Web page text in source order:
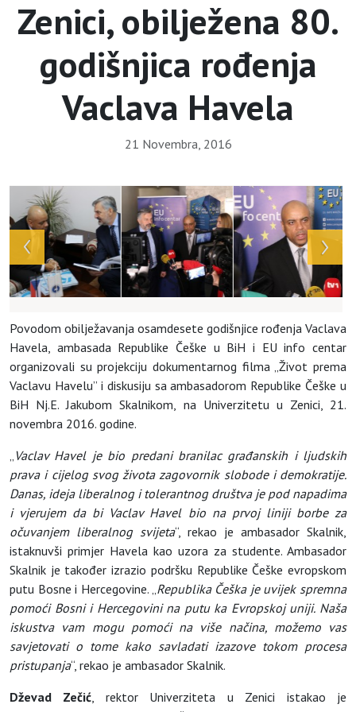
Zenici, obilježena 80.
godišnjica rođenja
Vaclava Havela
21 Novembra, 2016
Povodom obilježavanja osamdesete godišnjice rođenja Vaclava
Havela, ambasada Republike Češke u BiH i EU info centar
organizovali su projekciju dokumentarnog filma „Život prema
Vaclavu Havelu” i diskusiju sa ambasadorom Republike Češke u
BiH Nj.E. Jakubom Skalnikom, na Univerzitetu u Zenici, 21.
novembra 2016. godine.
„Vaclav Havel je bio predani branilac građanskih i ljudskih
prava i cijelog svog života zagovornik slobode i demokratije.
Danas, ideja liberalnog i tolerantnog društva je pod napadima
i vjerujem da bi Vaclav Havel bio na prvoj liniji borbe za
očuvanjem liberalnog svijeta“, rekao je ambasador Skalnik,
istaknuvši primjer Havela kao uzora za studente. Ambasador
Skalnik je također izrazio podršku Republike Češke evropskom
putu Bosne i Hercegovine. „Republika Češka je uvijek spremna
pomoći Bosni i Hercegovini na putu ka Evropskoj uniji. Naša
iskustva vam mogu pomoći na više načina, možemo vas
savjetovati o tome kako savladati izazove tokom procesa
pristupanja“, rekao je ambasador Skalnik.
Dževad Zečić, rektor Univerziteta u Zenici istakao je